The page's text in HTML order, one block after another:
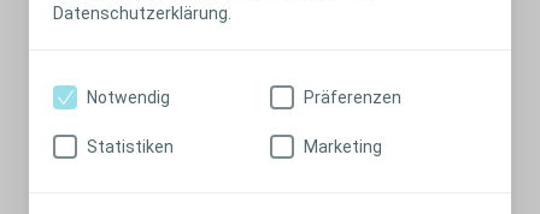
Datenschutzerklärung.
Notwendig Präferenzen
Statistiken Marketing
Jetzt herunterladen